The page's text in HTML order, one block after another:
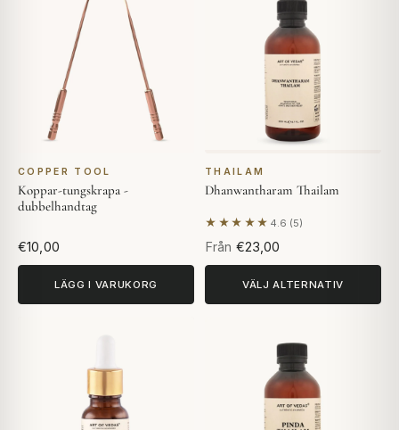
COPPER TOOL
Koppar-tungskrapa -
dubbelhandtag
€10,00
LÄGG I VARUKORG
THAILAM
Dhanwantharam Thailam
★★★★★ 4.6 (5)
Baserat på 5 recensioner
Från €23,00
VÄLJ ALTERNATIV